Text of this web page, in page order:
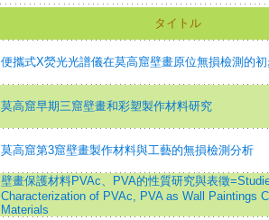
タイトル
便攜式X熒光光譜儀在莫高窟壁畫原位無損檢測的初
莫高窟早期三窟壁畫和彩塑製作材料研究
莫高窟第3窟壁畫製作材料與工藝的無損檢測分析
壁畫保護材料PVAc、PVA的性質研究與表徵
Characterization of PVAc, PVA as Wall Paintings
Materials